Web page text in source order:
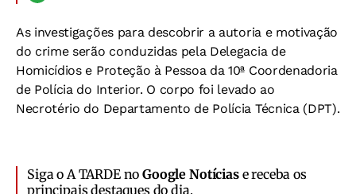
As investigações para descobrir a autoria e motivação
do crime serão conduzidas pela Delegacia de
Homicídios e Proteção à Pessoa da 10ª Coordenadoria
de Polícia do Interior. O corpo foi levado ao
Necrotério do Departamento de Polícia Técnica (DPT).
Siga o A TARDE noGoogle Notíciase receba os
principais destaques do dia.